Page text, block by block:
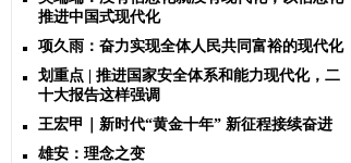
推进中国式现代化
项久雨：奋力实现全体人民共同富裕的现代化
划重点 | 推进国家安全体系和能力现代化，二
十大报告这样强调
王宏甲｜新时代“黄金十年” 新征程接续奋进
雄安：理念之变